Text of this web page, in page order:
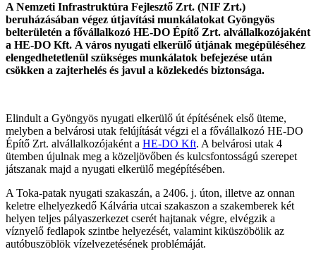
A Nemzeti Infrastruktúra Fejlesztő Zrt. (NIF Zrt.)
beruházásában végez útjavítási munkálatokat Gyöngyös
belterületén a fővállalkozó HE-DO Építő Zrt. alvállalkozójaként
a HE-DO Kft. A város nyugati elkerülő útjának megépüléséhez
elengedhetetlenül szükséges munkálatok befejezése után
csökken a zajterhelés és javul a közlekedés biztonsága.
Elindult a Gyöngyös nyugati elkerülő út építésének első üteme,
melyben a belvárosi utak felújítását végzi el a fővállalkozó HE-DO
Építő Zrt. alvállalkozójaként a HE-DO Kft. A belvárosi utak 4
ütemben újulnak meg a közeljövőben és kulcsfontosságú szerepet
játszanak majd a nyugati elkerülő megépítésében.
A Toka-patak nyugati szakaszán, a 2406. j. úton, illetve az onnan
keletre elhelyezkedő Kálvária utcai szakaszon a szakemberek két
helyen teljes pályaszerkezet cserét hajtanak végre, elvégzik a
víznyelő fedlapok szintbe helyezését, valamint kiküszöbölik az
autóbuszöblök vízelvezetésének problémáját.